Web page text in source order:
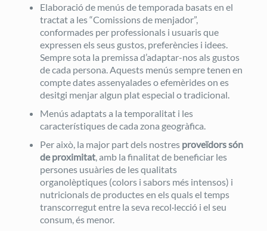
Elaboració de menús de temporada basats en el
tractat a les “Comissions de menjador”,
conformades per professionals i usuaris que
expressen els seus gustos, preferències i idees.
Sempre sota la premissa d’adaptar-nos als gustos
de cada persona. Aquests menús sempre tenen en
compte dates assenyalades o efemèrides on es
desitgi menjar algun plat especial o tradicional.
Menús adaptats a la temporalitat i les
característiques de cada zona geogràfica.
Per això, la major part dels nostres proveïdors són
de proximitat, amb la finalitat de beneficiar les
persones usuàries de les qualitats
organolèptiques (colors i sabors més intensos) i
nutricionals de productes en els quals el temps
transcorregut entre la seva recol·lecció i el seu
consum, és menor.